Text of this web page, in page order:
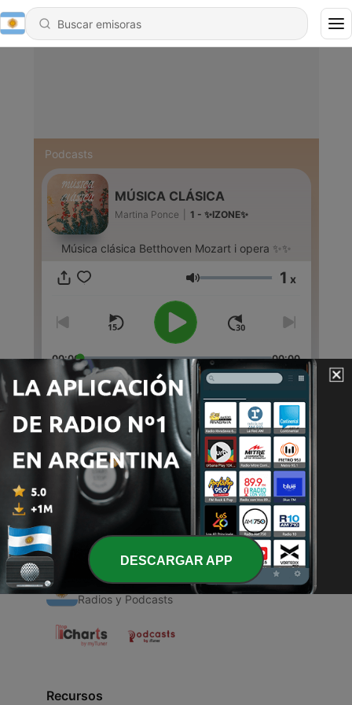
Podcasts
MÚSICA CLÁSICA
Martina Ponce 1 - ✨IZONE✨
Música clásica Betthoven Mozart i opera ✨✨
Volumen 1 x
00:00 00:00
Episodios
1 - ✨IZONE✨
22 mar. 2021
Radios Argentinas
Radios y Podcasts
Recursos
DESCARGAR APP